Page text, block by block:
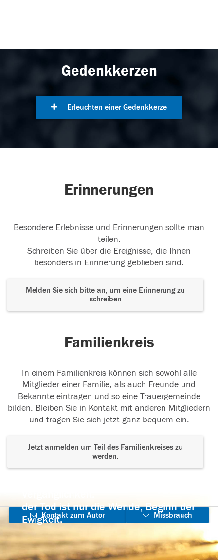
Gedenkkerzen
Erleuchten einer Gedenkkerze
Erinnerungen
Besondere Erlebnisse und Erinnerungen sollte man
teilen.
Schreiben Sie über die Ereignisse, die Ihnen
besonders in Erinnerung geblieben sind.
Melden Sie sich bitte an, um eine Erinnerung zu
schreiben
Familienkreis
In einem Familienkreis können sich sowohl alle
Mitglieder einer Familie, als auch Freunde und
Bekannte eintragen und so eine Trauergemeinde
bilden. Bleiben Sie in Kontakt mit anderen Mitgliedern
und tragen Sie sich jetzt ganz bequem ein.
Jetzt anmelden um Teil des Familienkreises zu
werden.
der Tod ist nur die Wende, Beginn der
Ewigkeit.
Kontakt zum Autor
aufnehmen
Missbrauch